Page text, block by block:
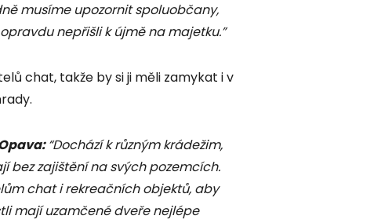
musíme upozornit spoluobčany,
nepřišli k újmě na majetku.”
chat, takže by si ji měli zamykat i v
“Dochází k různým krádežim,
bez zajištění na svých pozemcích.
chat i rekreačních objektů, aby
mají uzamčené dveře nejlépe